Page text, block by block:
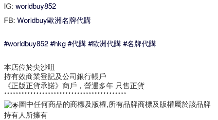
IG: worldbuy852
FB: Worldbuy歐洲名牌代購
#worldbuy852 #hkg #代購 #歐洲代購 #名牌代購
本店位於尖沙咀
持有效商業登記及公司銀行帳戶
《正版正貨承諾》商戶，營運多年 只售正貨
******************************************
圖中任何商品的商標及版權,所有品牌商標及版權屬於該品牌
持有人所擁有